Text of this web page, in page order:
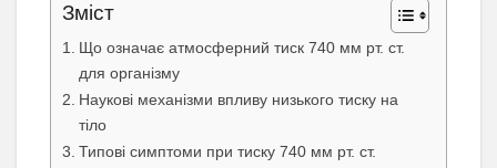
Зміст
Що означає атмосферний тиск 740 мм рт. ст.
для організму
Наукові механізми впливу низького тиску на
тіло
Типові симптоми при тиску 740 мм рт. ст.